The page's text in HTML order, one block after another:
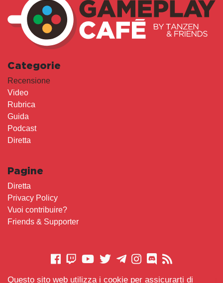
Questo sito web utilizza i cookie per assicurarti di
Categorie
Recensione
Video
Rubrica
Guida
Podcast
Diretta
Pagine
Diretta
Privacy Policy
Vuoi contribuire?
Friends & Supporter